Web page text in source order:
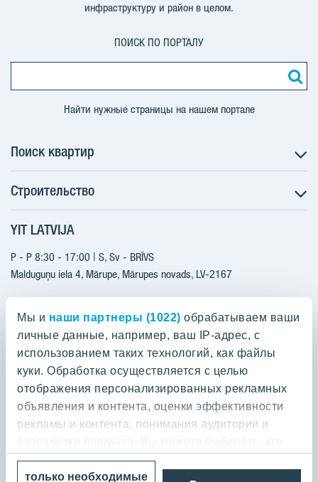
Мы и наши партнеры (1022) обрабатываем ваши
личные данные, например, ваш IP-адрес, с
использованием таких технологий, как файлы
куки. Обработка осуществляется с целью
отображения персонализированных рекламных
объявления и контента, оценки эффективности
рекламы и контента, понимания аудитории и
разработки продукта. Вы можете выбирать, кто
может использовать ваши данные и для каких
целей.
только необходимые
инфраструктуру и район в целом.
ПОИСК ПО ПОРТАЛУ
Найти нужные страницы на нашем портале
Поиск квартир
Поиск квартир
Информация для покупателей
Будущие проекты
YIT Plus
Контакты
Строительство
Строительство
Актуальные проекты
Реализованные проекты
Контакты
YIT LATVIJA
P - P 8:30 - 17:00 | S, Sv - BRĪVS
Malduguņu iela 4, Mārupe, Mārupes novads, LV-2167
+371 25608080
yitmajas@yit.lv
Проекты
Kaivas kvartāls
О YIT